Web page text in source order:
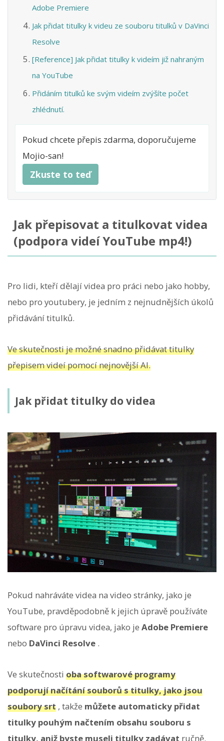
Adobe Premiere
Jak přidat titulky k videu ze souboru titulků v DaVinci
Resolve
[Reference] Jak přidat titulky k videím již nahraným
na YouTube
Přidáním titulků ke svým videím zvýšíte počet
zhlédnutí.
Pokud chcete přepis zdarma, doporučujeme
Mojio-san!
Zkuste to teď
Jak přepisovat a titulkovat videa
(podpora videí YouTube mp4!)
Pro lidi, kteří dělají videa pro práci nebo jako hobby,
nebo pro youtubery, je jedním z nejnudnějších úkolů
přidávání titulků.
Ve skutečnosti je možné snadno přidávat titulky
přepisem videí pomocí nejnovější AI.
Jak přidat titulky do videa
Pokud nahráváte videa na video stránky, jako je
YouTube, pravděpodobně k jejich úpravě používáte
software pro úpravu videa, jako je Adobe Premiere
nebo DaVinci Resolve .
Ve skutečnosti oba softwarové programy
podporují načítání souborů s titulky, jako jsou
soubory srt , takže můžete automaticky přidat
titulky pouhým načtením obsahu souboru s
titulky, aniž byste museli titulky zadávat ručně.